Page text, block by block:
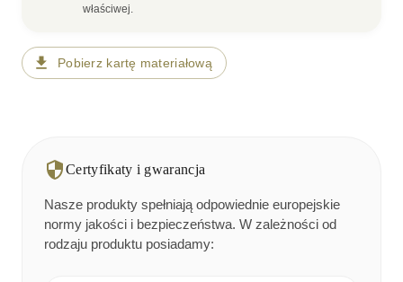
właściwej.
Pobierz kartę materiałową
Certyfikaty i gwarancja
Nasze produkty spełniają odpowiednie europejskie
normy jakości i bezpieczeństwa. W zależności od
rodzaju produktu posiadamy: